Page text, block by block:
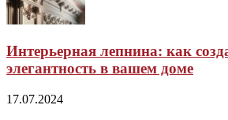
Интерьерная лепнина: как
элегантность в вашем доме
17.07.2024